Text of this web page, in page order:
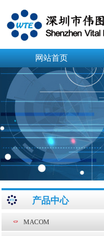
网站首页
产品中心
MACOM